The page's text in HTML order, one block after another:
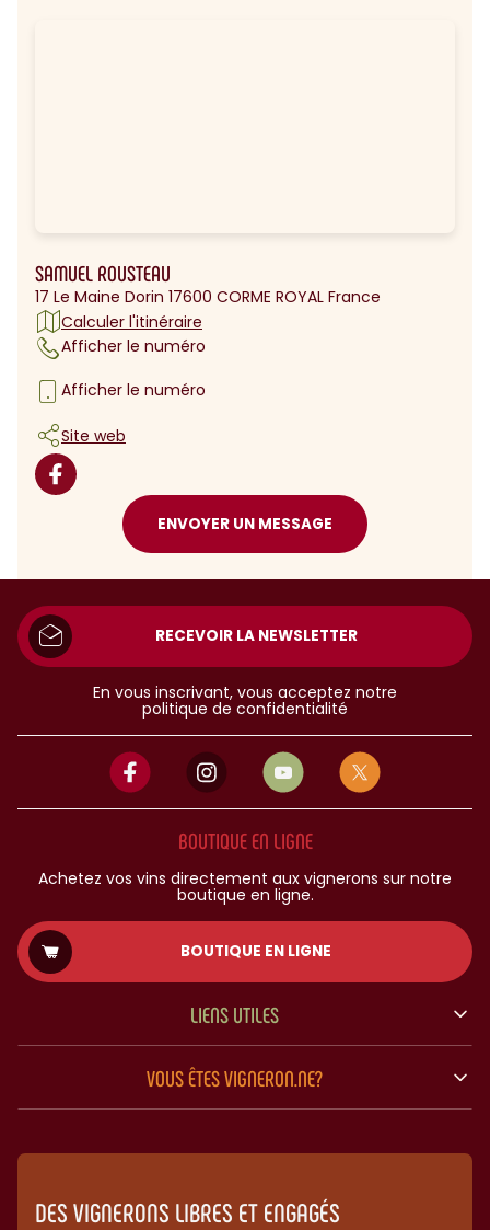
SAMUEL ROUSTEAU
17 Le Maine Dorin 17600 CORME ROYAL France
Calculer l'itinéraire
Afficher le numéro
Afficher le numéro
Site web
ENVOYER UN MESSAGE
RECEVOIR LA NEWSLETTER
En vous inscrivant, vous acceptez notre
politique de confidentialité
BOUTIQUE EN LIGNE
Achetez vos vins directement aux vignerons sur notre
boutique en ligne.
BOUTIQUE EN LIGNE
LIENS UTILES
VOUS ÊTES VIGNERON.NE?
DES VIGNERONS LIBRES ET ENGAGÉS